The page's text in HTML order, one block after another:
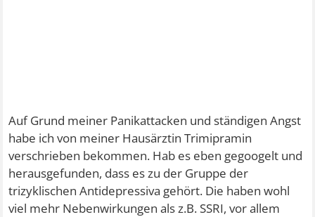
Auf Grund meiner Panikattacken und ständigen Angst
habe ich von meiner Hausärztin Trimipramin
verschrieben bekommen. Hab es eben gegoogelt und
herausgefunden, dass es zu der Gruppe der
trizyklischen Antidepressiva gehört. Die haben wohl
viel mehr Nebenwirkungen als z.B. SSRI, vor allem